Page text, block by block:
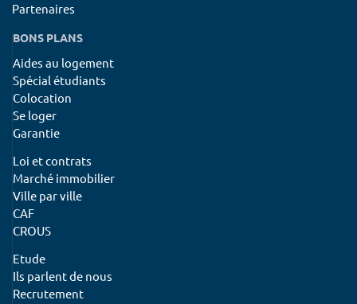
Partenaires
BONS PLANS
Aides au logement
Spécial étudiants
Colocation
Se loger
Garantie
Loi et contrats
Marché immobilier
Ville par ville
CAF
CROUS
Etude
Ils parlent de nous
Recrutement